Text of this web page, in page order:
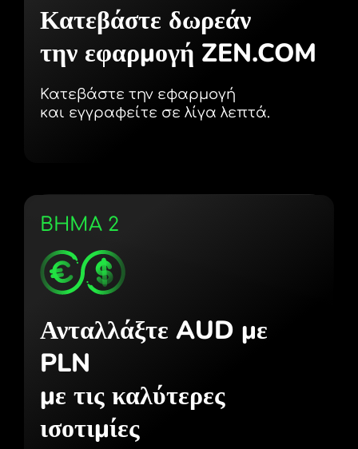
Κατεβάστε δωρεάν
την εφαρμογή ZEN.COM
Κατεβάστε την εφαρμογή
και εγγραφείτε σε λίγα λεπτά.
ΒΗΜΑ 2
Ανταλλάξτε AUD με
PLN
με τις καλύτερες
ισοτιμίες